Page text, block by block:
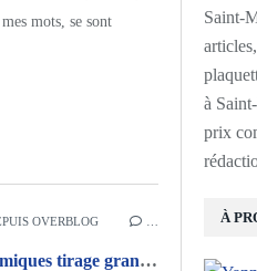
mots, se sont
OVERBLOG
Photographies panoramiques tirage grand format
Saint-
à
prix
À